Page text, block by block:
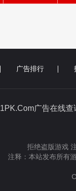
广告排行
1PK.Com广告在
拒绝盗版游戏
注释：本站发布所有